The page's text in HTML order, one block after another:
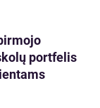
portfelis